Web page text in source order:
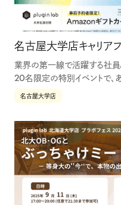
Contact
学生向け
法人向け
会員登録
運営会社
利用規約
名古屋大学店キャリア
業界の第一線で活躍する社員
20名限定の特別イベントで、
名古屋大学店